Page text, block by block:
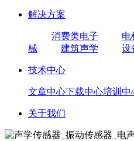
解决方案
消费类电子 电
械
建筑声学 设
技术中心
文章中心下载中心培训中
关于我们